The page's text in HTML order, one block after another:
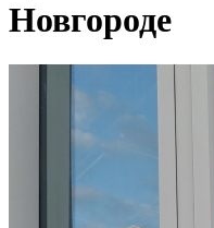
Новгороде